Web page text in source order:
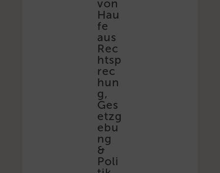
von
Hau
fe
aus
Rec
htsp
rec
hun
g,
Ges
etzg
ebu
ng
&
Poli